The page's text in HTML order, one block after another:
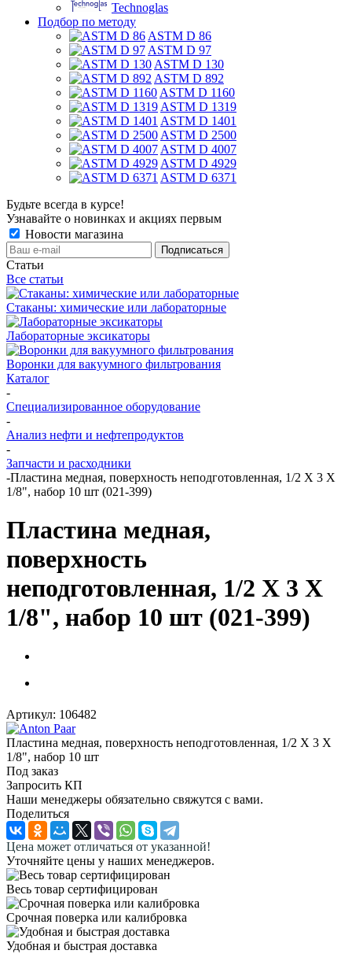
Technoglas
Подбор по методу
ASTM D 86
ASTM D 97
ASTM D 130
ASTM D 892
ASTM D 1160
ASTM D 1319
ASTM D 1401
ASTM D 2500
ASTM D 4007
ASTM D 4929
ASTM D 6371
Будьте всегда в курсе!
Узнавайте о новинках и акциях первым
Новости магазина
Статьи
Все статьи
Стаканы: химические или лабораторные
Лабораторные эксикаторы
Воронки для вакуумного фильтрования
Каталог
-
Специализированное оборудование
-
Анализ нефти и нефтепродуктов
-
Запчасти и расходники
-Пластина медная, поверхность неподготовленная, 1/2 X 3 X
1/8", набор 10 шт (021-399)
Пластина медная,
поверхность
неподготовленная, 1/2 X 3 X
1/8", набор 10 шт (021-399)
Артикул: 106482
Пластина медная, поверхность неподготовленная, 1/2 X 3 X
1/8", набор 10 шт
Под заказ
Запросить КП
Наши менеджеры обязательно свяжутся с вами.
Поделиться
Цена может отличаться от указанной!
Уточняйте цены у наших менеджеров.
Весь товар сертифицирован
Срочная поверка или калибровка
Удобная и быстрая доставка